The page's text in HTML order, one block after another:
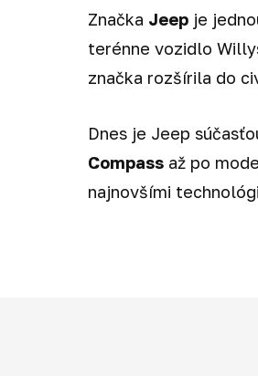
Značka Jeep je
terénne vozidlo
značka rozšírila do
Dnes je Jeep
Compass až po
najnovšími